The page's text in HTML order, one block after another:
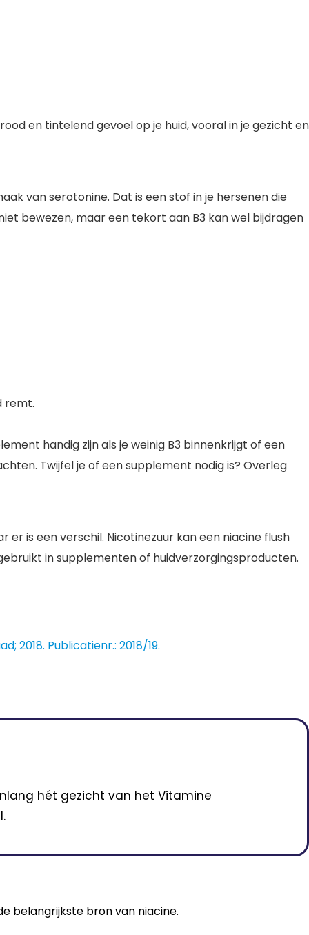
en tintelend gevoel op je huid, vooral in je gezicht en
van serotonine. Dat is een stof in je hersenen die
bewezen, maar een tekort aan B3 kan wel bijdragen
remt.
handig zijn als je weinig B3 binnenkrijgt of een
Twijfel je of een supplement nodig is? Overleg
is een verschil. Nicotinezuur kan een niacine flush
in supplementen of huidverzorgingsproducten.
2018. Publicatienr.: 2018/19.
hét gezicht van het Vitamine
belangrijkste bron van niacine.